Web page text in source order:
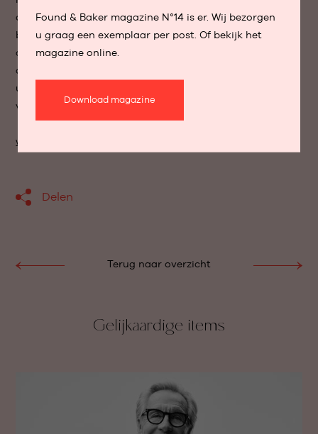
organiseren. “De bedoeling is om lespakketten aan te
bieden, gegeven door toptrainers en gekoppeld aan
overnachtingen en extra activiteiten en workshops. Voor
ons is de winkel slechts het startpunt. We willen De Baian
uitbouwen tot een uniek concept waar je terecht kan
voor een totaalervaring rond de dressuur.”
www.debaian.be
Delen
Terug naar overzicht
Gelijkaardige items
Found & Baker magazine N°14 is er. Wij bezorgen
u graag een exemplaar per post. Of bekijk het
magazine online.
Download magazine